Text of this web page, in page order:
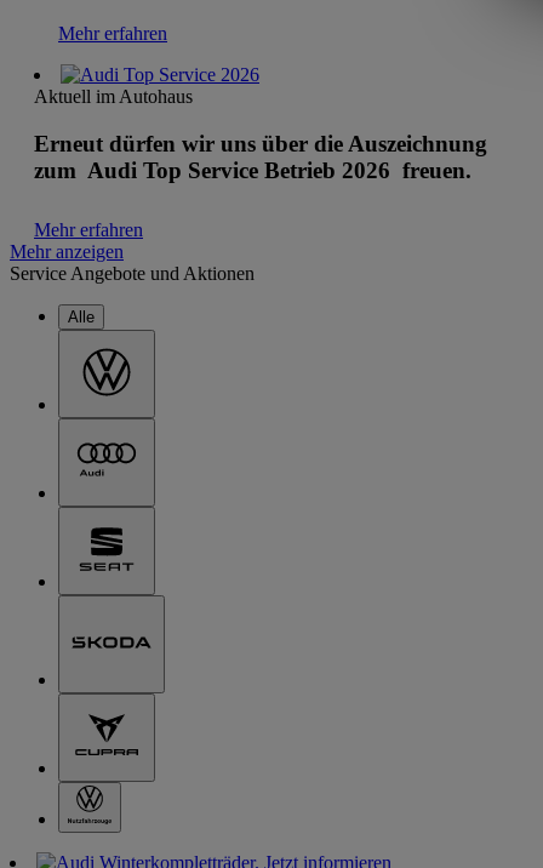
Mehr erfahren
Aktuell im Autohaus
Erneut dürfen wir uns über die Auszeichnung
zum Audi Top Service Betrieb 2026 freuen.
Mehr erfahren
Mehr anzeigen
Service Angebote und Aktionen
Alle